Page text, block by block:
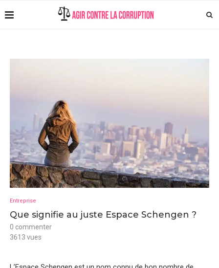
Entreprise
Que signifie au juste Espace Schengen ?
0 commenter
3613 vues